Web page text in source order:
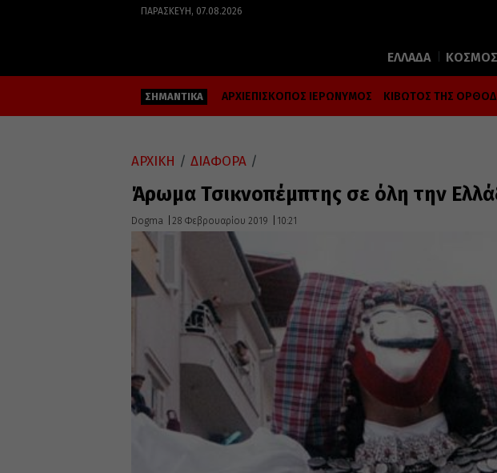
ΠΑΡΑΣΚΕΥΉ, 07.08.2026
ΕΛΛΑΔΑ ΚΟΣΜΟΣ
ΣΗΜΑΝΤΙΚΑ ΑΡΧΙΕΠΙΣΚΟΠΟΣ ΙΕΡΩΝΥΜΟΣ ΚΙΒΩΤΟΣ ΤΗΣ
ΑΡΧΙΚΗ / ΔΙΑΦΟΡΑ /
Άρωμα Τσικνοπέμπτης σε όλη την
Dogma 28 Φεβρουαρίου 2019 10:21